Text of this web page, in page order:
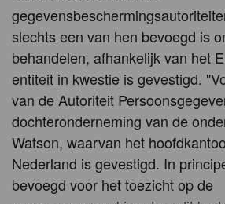
slechts een van hen bevoegd is
behandelen, afhankelijk van het
entiteit in kwestie is gevestigd.
van de Autoriteit
dochteronderneming van de
Watson, waarvan het
Nederland is gevestigd. In
bevoegd voor het toezicht op de